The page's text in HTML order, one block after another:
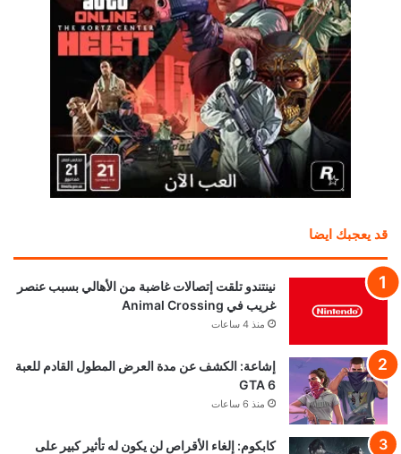
قد يعجبك ايضا
نينتندو تلقت إتصالات غاضبة من الأهالي بسبب عنصر
غريب في Animal Crossing
منذ 4 ساعات
إشاعة: الكشف عن مدة العرض المطول القادم للعبة
GTA 6
منذ 6 ساعات
كابكوم: إلغاء الأقراص لن يكون له تأثير كبير على